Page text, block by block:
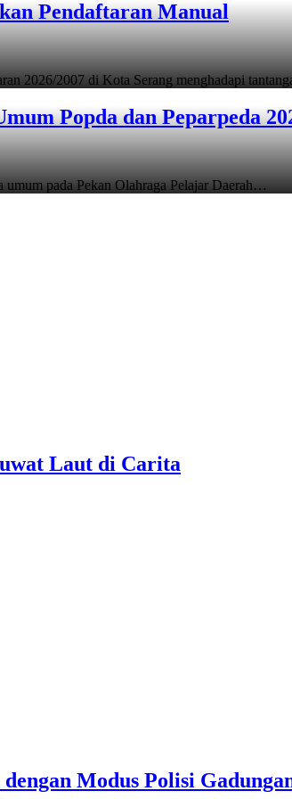
Pendaftaran Manual
2026/2007 di Kota Serang menghadapi
Popda dan Peparpeda
pada Pekan Olahraga Pelajar Daerah…
Laut di Carita
Modus Polisi